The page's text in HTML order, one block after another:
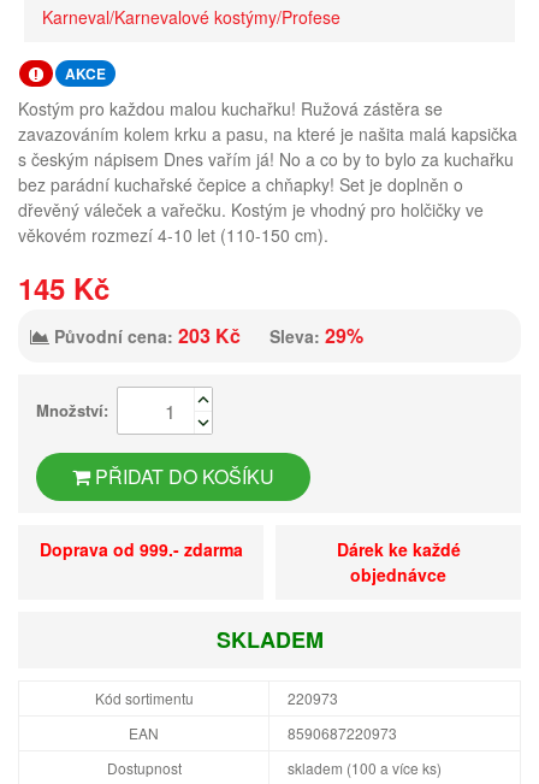
Karneval/Karnevalové kostýmy/Profese
AKCE
Kostým pro každou malou kuchařku! Ružová zástěra se
zavazováním kolem krku a pasu, na které je našita malá kapsička
s českým nápisem Dnes vařím já! No a co by to bylo za kuchařku
bez parádní kuchařské čepice a chňapky! Set je doplněn o
dřevěný váleček a vařečku. Kostým je vhodný pro holčičky ve
věkovém rozmezí 4-10 let (110-150 cm).
145 Kč
Původní cena: 203 Kč Sleva: 29%
Množství:
PŘIDAT DO KOŠÍKU
Doprava od 999.- zdarma
Dárek ke každé
objednávce
SKLADEM
Kód sortimentu
220973
EAN
8590687220973
Dostupnost
skladem (100 a více ks)